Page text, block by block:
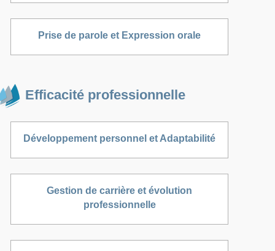
Prise de parole et Expression orale
Efficacité professionnelle
Développement personnel et Adaptabilité
Gestion de carrière et évolution
professionnelle